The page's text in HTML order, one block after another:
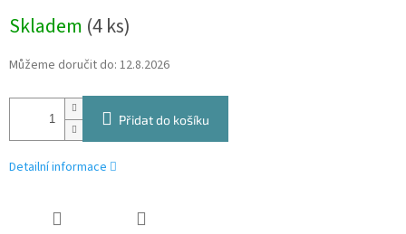
cena:
Skladem (4 ks)
Můžeme doručit do: 12.8.2026
Přidat do košíku
Detailní informace